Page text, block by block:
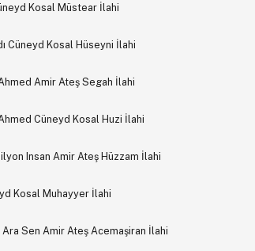
Kosal Müstear İlahi
Cüneyd Kosal Hüseyni İlahi
Amir Ateş Segah İlahi
Cüneyd Kosal Huzi İlahi
Insan Amir Ateş Hüzzam İlahi
Kosal Muhayyer İlahi
Sen Amir Ateş Acemaşiran İlahi